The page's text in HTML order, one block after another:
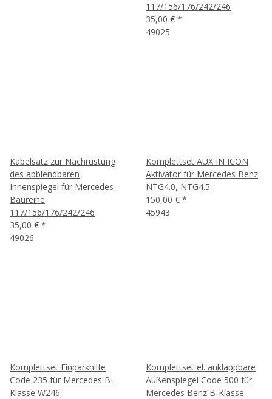
117/156/176/242/246
35,00 € *
49025
Kabelsatz zur Nachrüstung
des abblendbaren
Innenspiegel für Mercedes
Baureihe
117/156/176/242/246
35,00 € *
49026
Komplettset AUX IN ICON
Aktivator für Mercedes Benz
NTG4.0, NTG4.5
150,00 € *
45943
Komplettset Einparkhilfe
Code 235 für Mercedes B-
Klasse W246
Komplettset el. anklappbare
Außenspiegel Code 500 für
Mercedes Benz B-Klasse